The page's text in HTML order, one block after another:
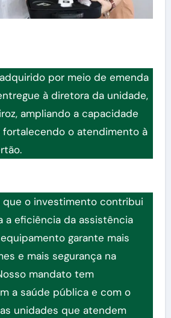
por meio de emenda
à diretora da unidade,
ampliando a capacidade
o atendimento à
o investimento contribui
a eficiência da assistência
garante mais
e mais segurança na
mandato tem
a saúde pública e com o
unidades que atendem